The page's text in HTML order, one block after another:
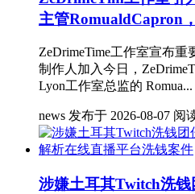
主管RomualdCapron
ZeDrimeTime工作室宣布
制作人加入今日，
Lyon工作室总监的 Romua...
news 发布于 2026-08-07 阅
涉嫌土耳其Twitch洗